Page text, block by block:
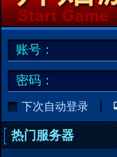
账号：
密码：
下次自动登录
热门服务器